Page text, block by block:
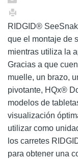
RIDGID®
que el montaje de
mientras utiliza la
Gracias a que
muelle, un brazo,
pivotante, HQx®
modelos de
visualización
utilizar como
los carretes
para obtener una